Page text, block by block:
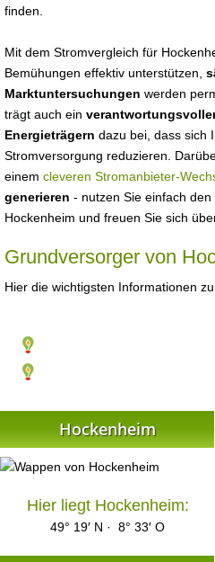
finden.
Mit dem Stromvergleich für
Bemühungen effektiv unterstützen,
Marktuntersuchungen werden
trägt auch ein
Energieträgern dazu bei, dass sich
Stromversorgung reduzieren.
einem cleveren Stromanbieter-
generieren - nutzen Sie einfach
Hockenheim und freuen Sie sich
Grundversorger von
Hier die wichtigsten Informationen
Hockenheim
Hier liegt Hockenheim:
49° 19′ N · 8° 33′ O